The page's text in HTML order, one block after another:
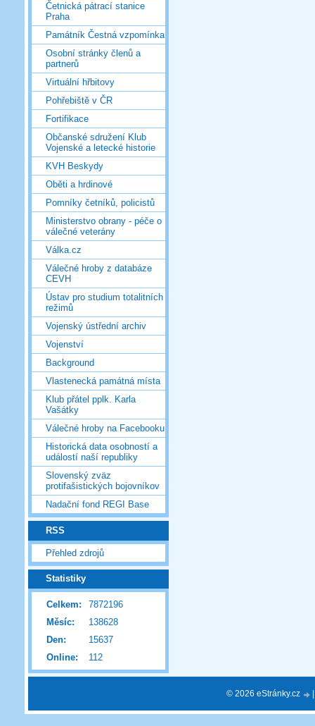
Četnická pátrací stanice
Praha
Památník Čestná vzpomínka
Osobní stránky členů a
partnerů
Virtuální hřbitovy
Pohřebiště v ČR
Fortifikace
Občanské sdružení Klub
Vojenské a letecké historie
KVH Beskydy
Oběti a hrdinové
Pomníky četníků, policistů
Ministerstvo obrany - péče o
válečné veterány
Válka.cz
Válečné hroby z databáze
CEVH
Ústav pro studium totalitních
režimů
Vojenský ústřední archiv
Vojenství
Background
Vlastenecká památná místa
Klub přátel pplk. Karla
Vašátky
Válečné hroby na Facebooku
Historická data osobností a
událostí naší republiky
Slovenský zväz
protifašistických bojovníkov
Nadační fond REGI Base
RSS
Přehled zdrojů
Statistiky
Online: 112
Celkem:
7872196
Měsíc:
138628
Den:
15637
© 2026 eStránky.cz